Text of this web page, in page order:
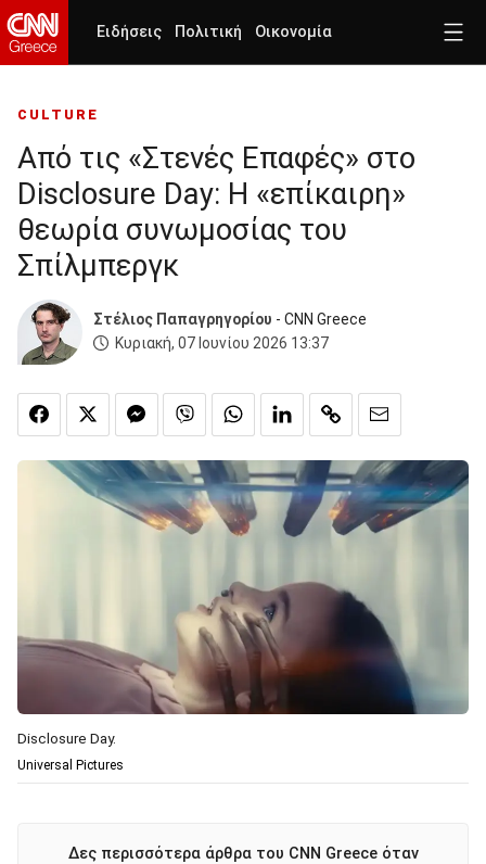
Ειδήσεις Πολιτική Οικονομία
CULTURE
Από τις «Στενές Επαφές» στο
Disclosure Day: Η «επίκαιρη»
θεωρία συνωμοσίας του
Σπίλμπεργκ
Στέλιος Παπαγρηγορίου - CNN Greece
Κυριακή, 07 Ιουνίου 2026 13:37
Disclosure Day.
Universal Pictures
Δες περισσότερα άρθρα του CNN Greece όταν